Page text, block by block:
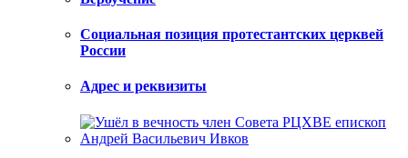
Социальная позиция протестантских церквей
России
Адрес и реквизиты